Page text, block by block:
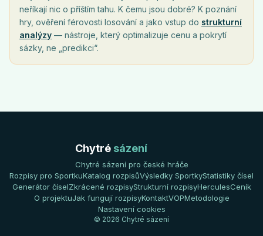
neříkají nic o příštím tahu. K čemu jsou dobré? K poznání
hry, ověření férovosti losování a jako vstup do strukturní
analýzy — nástroje, který optimalizuje cenu a pokrytí
sázky, ne „predikci“.
Chytré sázení
Chytré sázení pro české hráče
Rozpisy pro SportkuKatalog rozpisůVýsledky SportkyStatistiky čísel
Generátor číselZkrácené rozpisyStrukturní rozpisyHerculesCeník
O projektuJak fungují rozpisyKontaktVOPMetodologie
Nastavení cookies
© 2026 Chytré sázení